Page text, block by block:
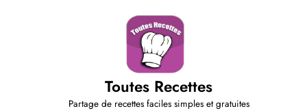
Toutes Recettes
Partage de recettes faciles simples et gratuites